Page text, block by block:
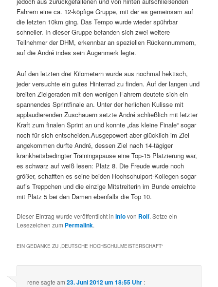
Fahrern eine ca. 12-köpfige Gruppe, mit der es gemeinsam auf
die letzten 10km ging. Das Tempo wurde wieder spührbar
schneller. In dieser Gruppe befanden sich zwei weitere
Teilnehmer der DHM, erkennbar an speziellen Rückennummern,
auf die André indes sein Augenmerk legte.
Auf den letzten drei Kilometern wurde aus nochmal hektisch,
jeder versuchte ein gutes Hinterrad zu finden. Auf der langen und
breiten Zielgeraden mit den wenigen Fahrern deutete sich ein
spannendes Sprintfinale an. Unter der herlichen Kulisse mit
applaudierenden Zuschauern setzte André schließlich mit letzter
Kraft zum finalen Sprint an und konnte „das kleine Finale“ sogar
noch für sich entscheiden.Ausgepowert aber glücklich im Ziel
angekommen durfte André, dessen Ziel nach 14-tägiger
krankheitsbedingter Trainingspause eine Top-15 Platzierung war,
es schwarz auf weiß lesen: Platz 8. Die Freude wurde noch
größer, schafften es seine beiden Hochschulport-Kollegen sogar
auf’s Treppchen und die einzige Mitstreiterin im Bunde erreichte
mit Platz 5 bei den Damen ebenfalls die Top 10.
Dieser Eintrag wurde veröffentlicht inInfovon Rolf. Setze ein
Lesezeichen zum Permalink.
EIN GEDANKE ZU „DEUTSCHE HOCHSCHULMEISTERSCHAFT“
rene sagte am23. Juni 2012 um 18:55 Uhr :